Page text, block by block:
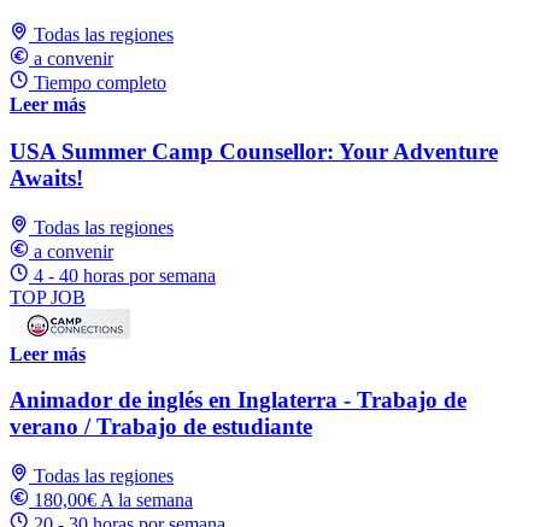
Todas las regiones
a convenir
Tiempo completo
Leer más
USA Summer Camp Counsellor: Your Adventure
Awaits!
Todas las regiones
a convenir
4 - 40 horas por semana
TOP JOB
Leer más
Animador de inglés en Inglaterra - Trabajo de
verano / Trabajo de estudiante
Todas las regiones
180,00€ A la semana